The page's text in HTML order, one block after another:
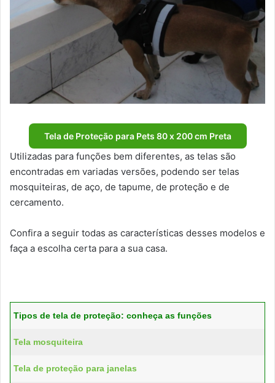
Tela de Proteção para Pets 80 x 200 cm Preta
Utilizadas para funções bem diferentes, as telas são
encontradas em variadas versões, podendo ser telas
mosquiteiras, de aço, de tapume, de proteção e de
cercamento.
Confira a seguir todas as características desses modelos e
faça a escolha certa para a sua casa.
Tipos de tela de proteção: conheça as funções
Tela mosquiteira
Tela de proteção para janelas